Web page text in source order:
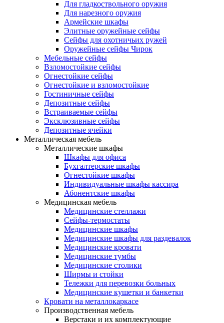
Для гладкоствольного оружия
Для нарезного оружия
Армейские шкафы
Элитные оружейные сейфы
Сейфы для охотничьих ружей
Оружейные сейфы Чирок
Мебельные сейфы
Взломостойкие сейфы
Огнестойкие сейфы
Огнестойкие и взломостойкие
Гостиничные сейфы
Депозитные сейфы
Встраиваемые сейфы
Эксклюзивные сейфы
Депозитные ячейки
Металлическая мебель
Металлические шкафы
Шкафы для офиса
Бухгалтерские шкафы
Огнестойкие шкафы
Индивидуальные шкафы кассира
Абонентские шкафы
Медицинская мебель
Медицинские стеллажи
Сейфы-термостаты
Медицинские шкафы
Медицинские шкафы для раздевалок
Медицинские кровати
Медицинские тумбы
Медицинские столики
Ширмы и стойки
Тележки для перевозки больных
Медицинские кушетки и банкетки
Кровати на металлокаркасе
Производственная мебель
Верстаки и их комплектующие